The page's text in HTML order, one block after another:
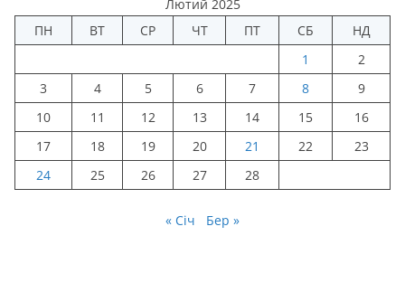
Лютий 2025
ПН
ВТ СР ЧТ ПТ СБ
НД
1
2
3
4 5 6 7 8
9
10
11 12 13 14 15
16
17
18 19 20 21 22
23
24
25 26 27 28
« Січ Бер »